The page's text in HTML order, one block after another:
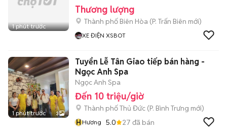
1 phút trước
Thương lượng
Thành phố Biên Hòa (P. Trấn Biên mới)
XE ĐIỆN XSBOT
1 phút trước 3
Tuyển Lễ Tân Giao tiếp bán hàng -
Ngọc Anh Spa
Ngọc Anh Spa
Đến 10 triệu/giờ
Thành phố Thủ Đức (P. Bình Trưng mới)
HHương 5.0 27 đã bán